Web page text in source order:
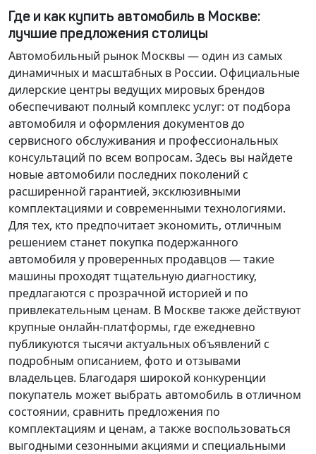
Где и как купить автомобиль в Москве:
лучшие предложения столицы
Автомобильный рынок Москвы — один из самых
динамичных и масштабных в России. Официальные
дилерские центры ведущих мировых брендов
обеспечивают полный комплекс услуг: от подбора
автомобиля и оформления документов до
сервисного обслуживания и профессиональных
консультаций по всем вопросам. Здесь вы найдете
новые автомобили последних поколений с
расширенной гарантией, эксклюзивными
комплектациями и современными технологиями.
Для тех, кто предпочитает экономить, отличным
решением станет покупка подержанного
автомобиля у проверенных продавцов — такие
машины проходят тщательную диагностику,
предлагаются с прозрачной историей и по
привлекательным ценам. В Москве также действуют
крупные онлайн-платформы, где ежедневно
публикуются тысячи актуальных объявлений с
подробным описанием, фото и отзывами
владельцев. Благодаря широкой конкуренции
покупатель может выбрать автомобиль в отличном
состоянии, сравнить предложения по
комплектациям и ценам, а также воспользоваться
выгодными сезонными акциями и специальными